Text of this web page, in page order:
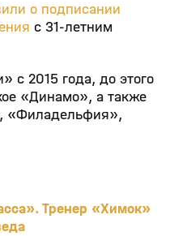
о подписании
с 31-летним
с 2015 года, до этого
«Динамо», а также
«Филадельфия»,
Тренер «Химок»